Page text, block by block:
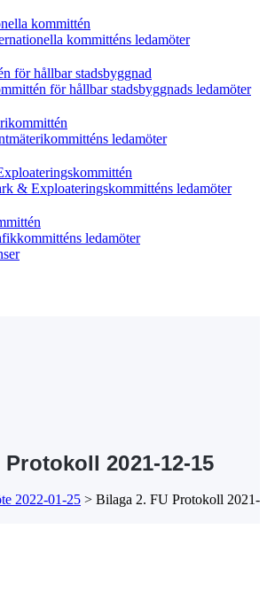
kommittén
kommitténs ledamöter
för hållbar stadsbyggnad
för hållbar stadsbyggnads ledamöter
ledamöter
& Exploateringskommitténs ledamöter
ledamöter
2021-12-15
2022-01-25 > Bilaga 2. FU Protokoll 2021-